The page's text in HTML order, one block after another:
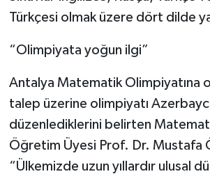
Türkçesi olmak üzere dört dilde
“Olimpiyata yoğun ilgi”
Antalya Matematik Olimpiyatına
talep üzerine olimpiyatı
düzenlediklerini belirten
Öğretim Üyesi Prof. Dr. Mustafa
“Ülkemizde uzun yıllardır ulusal